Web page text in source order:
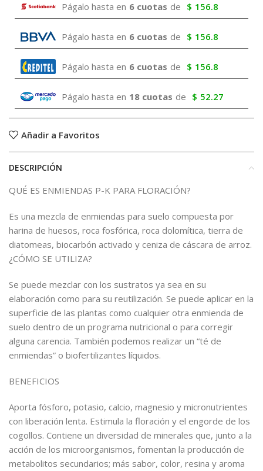
Págalo hasta en 6 cuotas de $ 156.8
Págalo hasta en 6 cuotas de $ 156.8
Págalo hasta en 6 cuotas de $ 156.8
Págalo hasta en 18 cuotas de $ 52.27
Añadir a Favoritos
DESCRIPCIÓN
QUÉ ES ENMIENDAS P-K PARA FLORACIÓN?
Es una mezcla de enmiendas para suelo compuesta por
harina de huesos, roca fosfórica, roca dolomítica, tierra de
diatomeas, biocarbón activado y ceniza de cáscara de arroz.
¿CÓMO SE UTILIZA?
Se puede mezclar con los sustratos ya sea en su
elaboración como para su reutilización. Se puede aplicar en la
superficie de las plantas como cualquier otra enmienda de
suelo dentro de un programa nutricional o para corregir
alguna carencia. También podemos realizar un “té de
enmiendas” o biofertilizantes líquidos.
BENEFICIOS
Aporta fósforo, potasio, calcio, magnesio y micronutrientes
con liberación lenta. Estimula la floración y el engorde de los
cogollos. Contiene un diversidad de minerales que, junto a la
acción de los microorganismos, fomentan la producción de
metabolitos secundarios; más sabor, color, resina y aroma